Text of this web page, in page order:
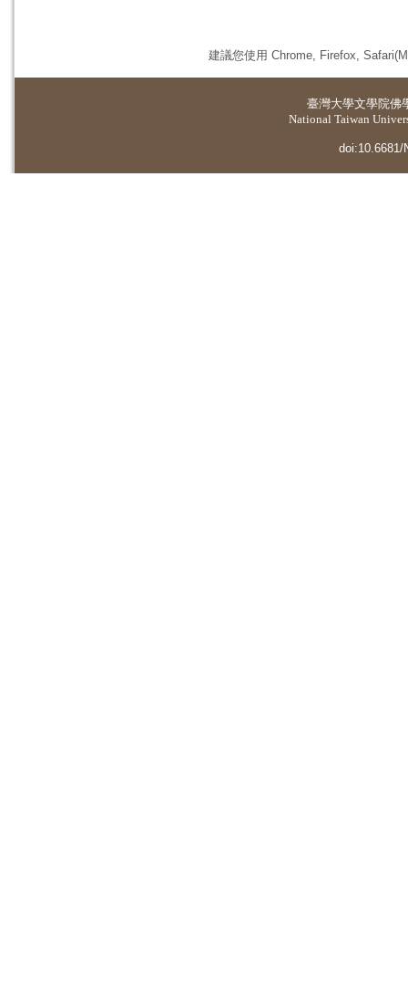
建議您使用 Chrome, Firefox,
臺灣大學文學院佛
National Taiwan
doi:10.6681/